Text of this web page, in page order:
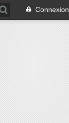
Connexion